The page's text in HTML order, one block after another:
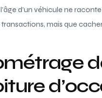
d’un véhicule ne
mais que